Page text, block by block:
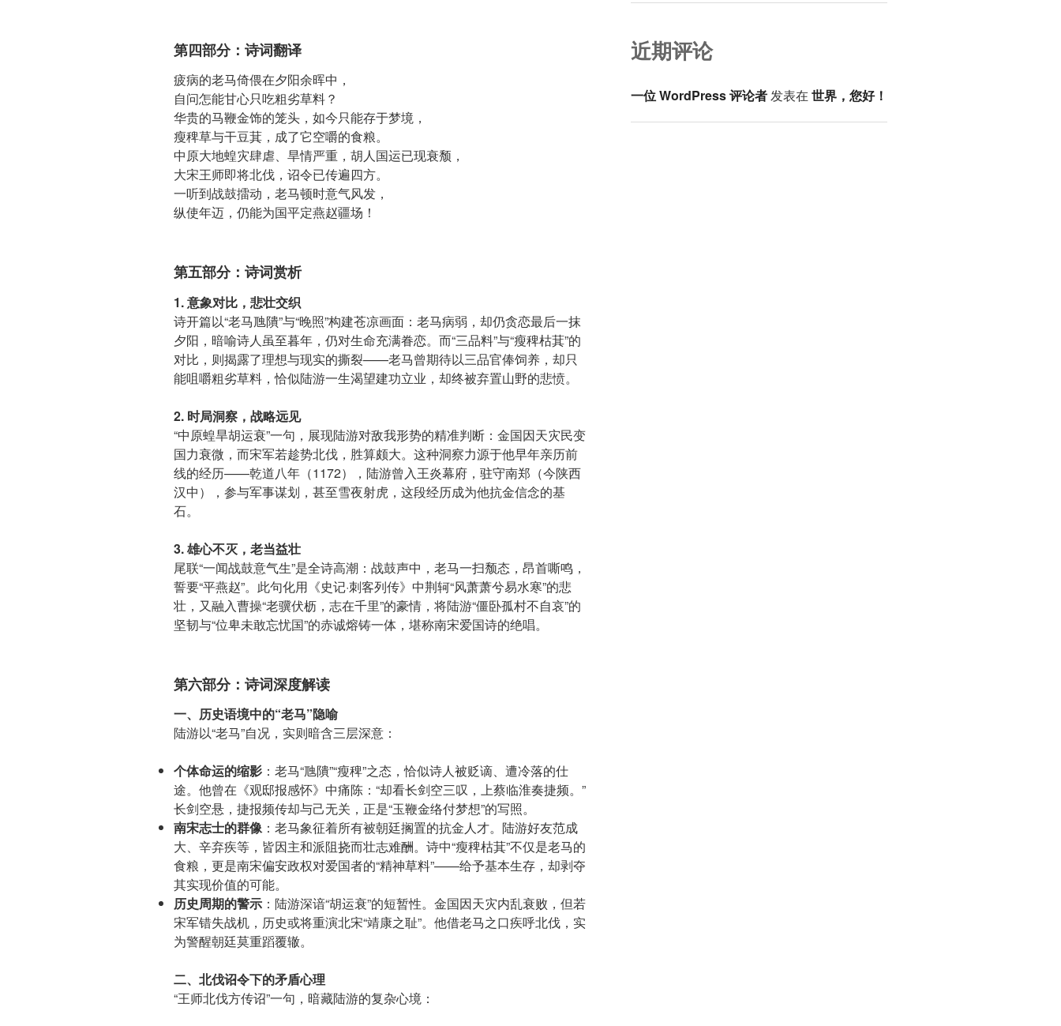
第四部分：诗词翻译
疲病的老马倚偎在夕阳余晖中，
自问怎能甘心只吃粗劣草料？
华贵的马鞭金饰的笼头，如今只能存于梦境，
瘦稗草与干豆萁，成了它空嚼的食粮。
中原大地蝗灾肆虐、旱情严重，胡人国运已现衰颓，
大宋王师即将北伐，诏令已传遍四方。
一听到战鼓擂动，老马顿时意气风发，
纵使年迈，仍能为国平定燕赵疆场！
第五部分：诗词赏析
1. 意象对比，悲壮交织
诗开篇以“老马虺隤”与“晚照”构建苍凉画面：老马病弱，却仍贪恋最后一抹
夕阳，暗喻诗人虽至暮年，仍对生命充满眷恋。而“三品料”与“瘦稗枯萁”的
对比，则揭露了理想与现实的撕裂——老马曾期待以三品官俸饲养，却只
能咀嚼粗劣草料，恰似陆游一生渴望建功立业，却终被弃置山野的悲愤。
2. 时局洞察，战略远见
“中原蝗旱胡运衰”一句，展现陆游对敌我形势的精准判断：金国因天灾民变
国力衰微，而宋军若趁势北伐，胜算颇大。这种洞察力源于他早年亲历前
线的经历——乾道八年（1172），陆游曾入王炎幕府，驻守南郑（今陕西
汉中），参与军事谋划，甚至雪夜射虎，这段经历成为他抗金信念的基
石。
3. 雄心不灭，老当益壮
尾联“一闻战鼓意气生”是全诗高潮：战鼓声中，老马一扫颓态，昂首嘶鸣，
誓要“平燕赵”。此句化用《史记·刺客列传》中荆轲“风萧萧兮易水寒”的悲
壮，又融入曹操“老骥伏枥，志在千里”的豪情，将陆游“僵卧孤村不自哀”的
坚韧与“位卑未敢忘忧国”的赤诚熔铸一体，堪称南宋爱国诗的绝唱。
第六部分：诗词深度解读
一、历史语境中的“老马”隐喻
陆游以“老马”自况，实则暗含三层深意：
个体命运的缩影 ：老马“虺隤”“瘦稗”之态，恰似诗人被贬谪、遭冷落的仕
途。他曾在《观邸报感怀》中痛陈：“却看长剑空三叹，上蔡临淮奏捷频。”
长剑空悬，捷报频传却与己无关，正是“玉鞭金络付梦想”的写照。
南宋志士的群像：老马象征着所有被朝廷搁置的抗金人才。陆游好友范成
大、辛弃疾等，皆因主和派阻挠而壮志难酬。诗中“瘦稗枯萁”不仅是老马的
食粮，更是南宋偏安政权对爱国者的“精神草料”——给予基本生存，却剥夺
其实现价值的可能。
历史周期的警示 ：陆游深谙“胡运衰”的短暂性。金国因天灾内乱衰败，但若
宋军错失战机，历史或将重演北宋“靖康之耻”。他借老马之口疾呼北伐，实
为警醒朝廷莫重蹈覆辙。
二、北伐诏令下的矛盾心理
“王师北伐方传诏”一句，暗藏陆游的复杂心境：
近期评论
一位 WordPress 评论者发表在 世界，您好！